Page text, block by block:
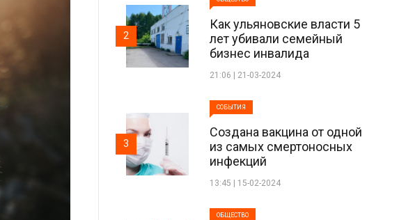
Как ульяновские власти 5
лет убивали семейный
бизнес инвалида
21:06 | 21-03-2024
2
СОБЫТИЯ
Создана вакцина от одной
из самых смертоносных
инфекций
13:45 | 15-02-2024
3
ОБЩЕСТВО